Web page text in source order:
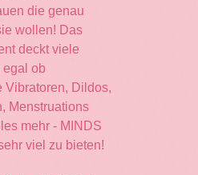
die genau
wollen! Das
deckt viele
egal ob
Vibratoren, Dildos,
Menstruations
mehr - MINDS
viel zu bieten!